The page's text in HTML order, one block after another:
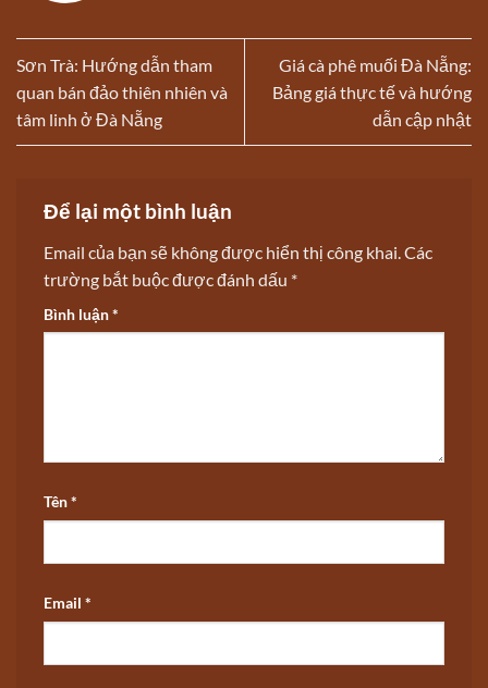
Sơn Trà: Hướng dẫn tham
quan bán đảo thiên nhiên và
tâm linh ở Đà Nẵng
Giá cà phê muối Đà Nẵng:
Bảng giá thực tế và hướng
dẫn cập nhật
Để lại một bình luận
Email của bạn sẽ không được hiển thị công khai. Các
trường bắt buộc được đánh dấu *
Bình luận*
Tên*
Email *